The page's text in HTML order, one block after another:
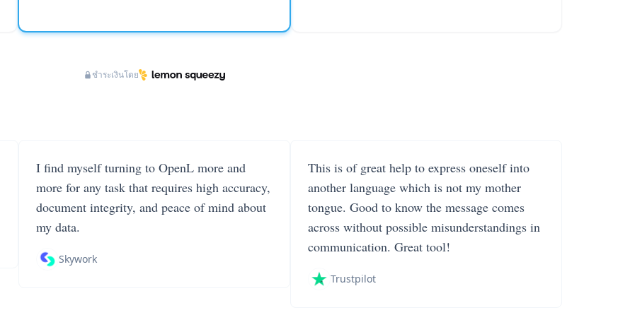
ชำระเงินโดย
I find myself turning to OpenL more and
more for any task that requires high accuracy,
document integrity, and peace of mind about
my data.
Skywork
This is of great help to express oneself into
another language which is not my mother
tongue. Good to know the message comes
across without possible misunderstandings in
communication. Great tool!
Trustpilot